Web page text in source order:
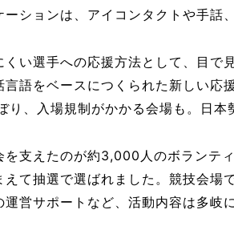
ションは、アイコンタクトや手話
くい選手への応援方法として、目
語をベースにつくられた新しい
、入場規制がかかる会場も。日本
支えたのが約3,000人のボランテ
て抽選で選ばれました。競技会
営サポートなど、活動内容は多岐